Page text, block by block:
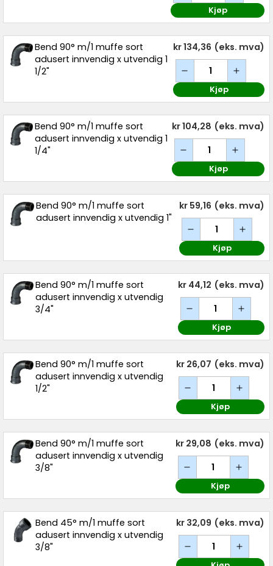
Kjøp
Bend 90° m/1 muffe sort
adusert innvendig x utvendig 1
1/2"
kr 134,36 (eks. mva)
Kjøp
Bend 90° m/1 muffe sort
adusert innvendig x utvendig 1
1/4"
kr 104,28 (eks. mva)
Kjøp
Bend 90° m/1 muffe sort
adusert innvendig x utvendig 1"
kr 59,16 (eks. mva)
Kjøp
Bend 90° m/1 muffe sort
adusert innvendig x utvendig
3/4"
kr 44,12 (eks. mva)
Kjøp
Bend 90° m/1 muffe sort
adusert innvendig x utvendig
1/2"
kr 26,07 (eks. mva)
Kjøp
Bend 90° m/1 muffe sort
adusert innvendig x utvendig
3/8"
kr 29,08 (eks. mva)
Kjøp
Bend 45° m/1 muffe sort
adusert innvendig x utvendig
3/8"
kr 32,09 (eks. mva)